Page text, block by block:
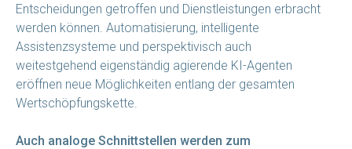
Entscheidungen getroffen und Dienstleistungen erbracht
werden können. Automatisierung, intelligente
Assistenzsysteme und perspektivisch auch
weitestgehend eigenständig agierende KI-Agenten
eröffnen neue Möglichkeiten entlang der gesamten
Wertschöpfungskette.
Auch analoge Schnittstellen werden zum